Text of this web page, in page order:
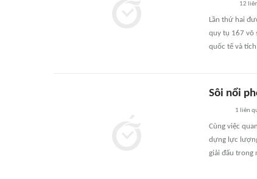
12
Lần thứ hai
quy tụ 167 võ
quốc tế và
Sôi nổi
1 liên
Cùng việc
dựng lực
giải đấu trong